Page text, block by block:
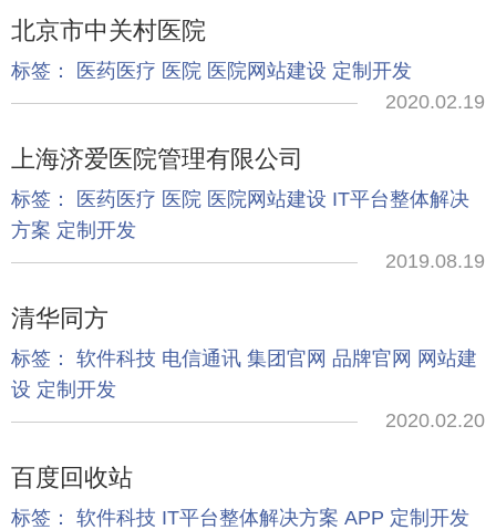
北京市中关村医院
标签： 医药医疗 医院 医院网站建设 定制开发
2020.02.19
上海济爱医院管理有限公司
标签： 医药医疗 医院 医院网站建设 IT平台整体解决
方案 定制开发
2019.08.19
清华同方
标签： 软件科技 电信通讯 集团官网 品牌官网 网站建
设 定制开发
2020.02.20
百度回收站
标签： 软件科技 IT平台整体解决方案 APP 定制开发